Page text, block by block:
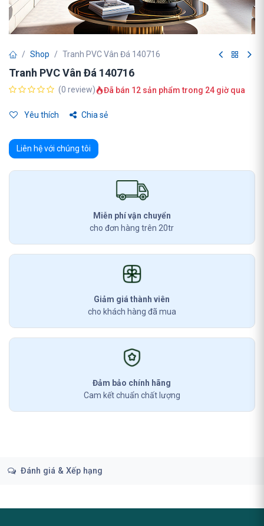
Shop Tranh PVC Vân Đá 140716
Tranh PVC Vân Đá 140716
(0 review) Đã bán 12 sản phẩm trong 24 giờ qua
Yêu thích Chia sẻ
Liên hệ với chúng tôi
Miễn phí vận chuyển
cho đơn hàng trên 20tr
Giảm giá thành viên
cho khách hàng đã mua
Đảm bảo chính hãng
Cam kết chuẩn chất lượng
Đánh giá & Xếp hạng